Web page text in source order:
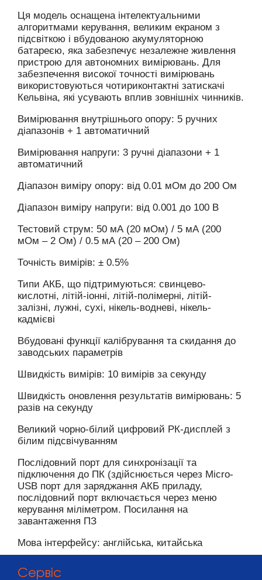
Ця модель оснащена інтелектуальними
алгоритмами керування, великим екраном з
підсвіткою і вбудованою акумуляторною
батареєю, яка забезпечує незалежне живлення
пристрою для автономних вимірювань. Для
забезпечення високої точності вимірювань
використовуються чотириконтактні затискачі
Кельвіна, які усувають вплив зовнішніх чинників.
Вимірювання внутрішнього опору: 5 ручних
діапазонів + 1 автоматичний
Вимірювання напруги: 3 ручні діапазони + 1
автоматичний
Діапазон виміру опору: від 0.01 мОм до 200 Ом
Діапазон виміру напруги: від 0.001 до 100 В
Тестовий струм: 50 мА (20 мОм) / 5 мА (200
мОм – 2 Ом) / 0.5 мА (20 – 200 Ом)
Точність вимірів: ± 0.5%
Типи АКБ, що підтримуються: свинцево-
кислотні, літій-іонні, літій-полімерні, літій-
залізні, лужні, сухі, нікель-водневі, нікель-
кадмієві
Вбудовані функції калібрування та скидання до
заводських параметрів
Швидкість вимірів: 10 вимірів за секунду
Швидкість оновлення результатів вимірювань: 5
разів на секунду
Великий чорно-білий цифровий РК-дисплей з
білим підсвічуванням
Послідовний порт для синхронізації та
підключення до ПК (здійснюється через Micro-
USB порт для заряджання АКБ приладу,
послідовний порт включається через меню
керування міліметром. Посилання на
завантаження ПЗ
Мова інтерфейсу: англійська, китайська
Cервіс